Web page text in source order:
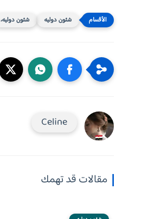
شئون دوليه شئون دوليه،
Celine
مقالات قد تهمك